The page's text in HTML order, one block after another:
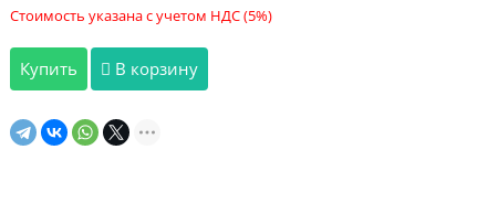
Стоимость указана с учетом НДС (5%)
Купить В корзину